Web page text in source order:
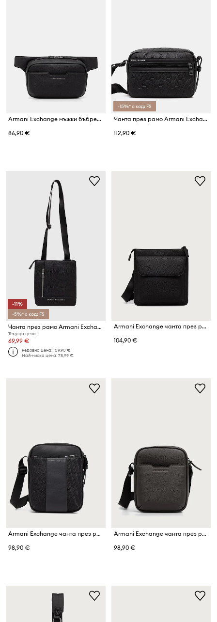
Armani Exchange мъжки бъбрек за кръст
86,90 €
-15%* с код: FS
Чанта през рамо Armani Exchange
112,90 €
-11%
-5%* с код: FS
Чанта през рамо Armani Exchange
Текуща цена:
69,99 €
Редовна цена:109,90 €
Най-ниска цена:78,99 €
Armani Exchange чанта през рамо мъжка от имитация на кожа
104,90 €
Armani Exchange чанта през рамо мъжка
98,90 €
Armani Exchange чанта през рамо мъжка
98,90 €